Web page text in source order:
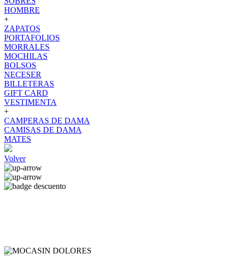
HOMBRE
+
ZAPATOS
PORTAFOLIOS
MORRALES
MOCHILAS
BOLSOS
NECESER
BILLETERAS
GIFT CARD
VESTIMENTA
+
CAMPERAS DE DAMA
CAMISAS DE DAMA
MATES
Volver